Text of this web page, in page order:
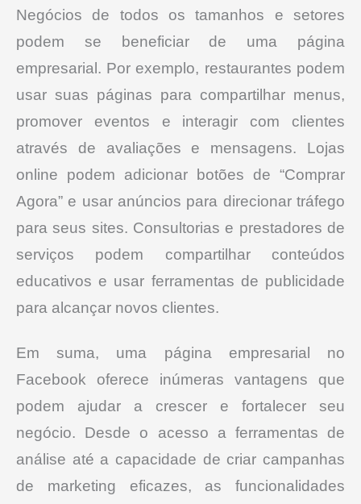
Negócios de todos os tamanhos e setores
podem se beneficiar de uma página
empresarial. Por exemplo, restaurantes podem
usar suas páginas para compartilhar menus,
promover eventos e interagir com clientes
através de avaliações e mensagens. Lojas
online podem adicionar botões de “Comprar
Agora” e usar anúncios para direcionar tráfego
para seus sites. Consultorias e prestadores de
serviços podem compartilhar conteúdos
educativos e usar ferramentas de publicidade
para alcançar novos clientes.
Em suma, uma página empresarial no
Facebook oferece inúmeras vantagens que
podem ajudar a crescer e fortalecer seu
negócio. Desde o acesso a ferramentas de
análise até a capacidade de criar campanhas
de marketing eficazes, as funcionalidades